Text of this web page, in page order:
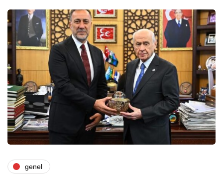
genel